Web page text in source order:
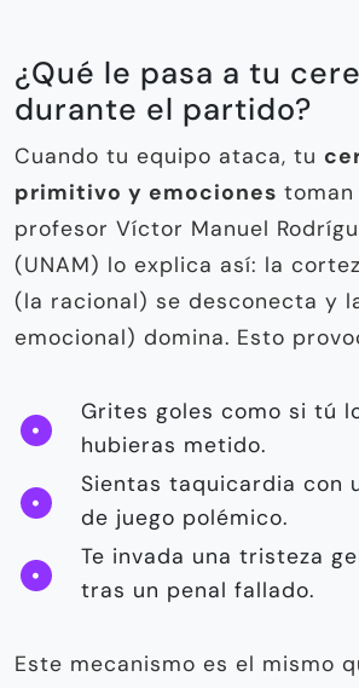
¿Qué le pasa a tu
durante el partido?
Cuando tu equipo ataca, tu
primitivo y emociones toman
profesor Víctor Manuel
(UNAM) lo explica así: la
(la racional) se desconecta y
emocional) domina. Esto
Grites goles como si tú
hubieras metido.
Sientas taquicardia con
de juego polémico.
Te invada una tristeza
tras un penal fallado.
Este mecanismo es el mismo